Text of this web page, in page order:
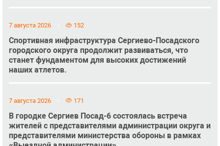
7 августа 2026 152
Спортивная инфраструктура Сергиево-Посадского
городского округа продолжит развиваться, что
станет фундаментом для высоких достижений
наших атлетов.
7 августа 2026 171
В городке Сергиев Посад-6 состоялась встреча
жителей с представителями администрации округа и
представителями министерства обороны в рамках